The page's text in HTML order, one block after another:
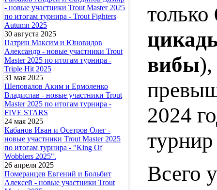
- новые участники Trout Master 2025
по итогам турнира - Trout Fighters
Autumn 2025
30 августа 2025
Патрин Максим и Юновидов
Александр - новые участники Trout
Master 2025 по итогам турнира -
Triple Hit 2025
31 мая 2025
Шеповалов Аким и Ермоленко
Владислав - новые участники Trout
Master 2025 по итогам турнира -
FIVE STARS
24 мая 2025
Кабанов Иван и Осетров Олег -
новые участники Trout Master 2025
по итогам турнира - "King Of
Wobblers 2025".
26 апреля 2025
Померанцев Евгений и Больбит
Алексей - новые участники Trout
только
вибы),
2024
Всего